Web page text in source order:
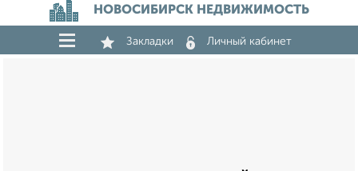
НОВОСИБИРСК НЕДВИЖИМОСТЬ
Закладки Личный кабинет